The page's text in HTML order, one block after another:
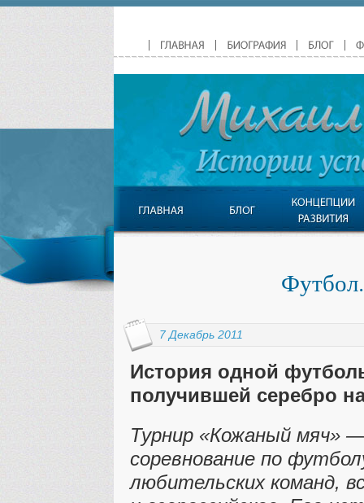
7 Декабрь 2011
История одной
получившей серебро
Турнир «Кожаный мяч»
соревнование по
любительских команд,